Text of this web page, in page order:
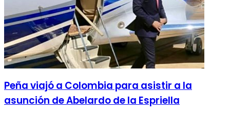
Peña viajó a Colombia para asistir a la
asunción de Abelardo de la Espriella